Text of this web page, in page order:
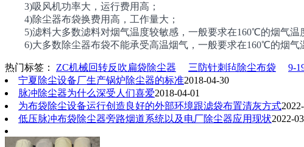
3)吸风机功率大，运行费用高；
4)除尘器布袋换费用高，工作量大；
5)滤料大多数滤料对烟气温度较敏感，一般要求在160℃的烟气温
6)大多数除尘器布袋不能承受高温烟气，一般要求在160℃的烟气
热门标签： ZC机械回转反吹扁袋除尘器 三防针刺毡除尘布袋 9-
宁夏除尘设备厂生产锅炉除尘器的标准2018-04-30
脉冲除尘器为什么深受人们喜爱2018-04-01
为布袋除尘设备运行创造良好的外部环境跟滤袋布置清灰方式
低压脉冲布袋除尘器旁路烟道系统以及电厂除尘器应用现状2022-